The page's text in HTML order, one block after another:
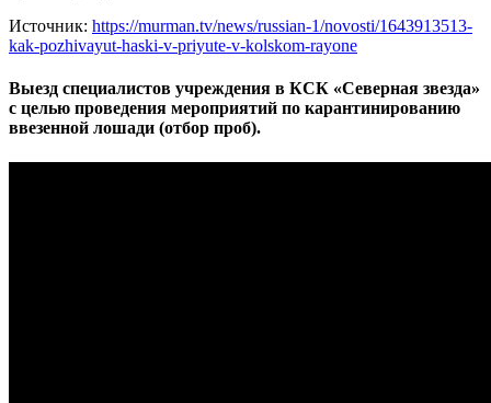
Источник: https://murman.tv/news/russian-1/novosti/1643913513-
kak-pozhivayut-haski-v-priyute-v-kolskom-rayone
Выезд специалистов учреждения в КСК «Северная звезда»
с целью проведения мероприятий по карантинированию
ввезенной лошади (отбор проб).